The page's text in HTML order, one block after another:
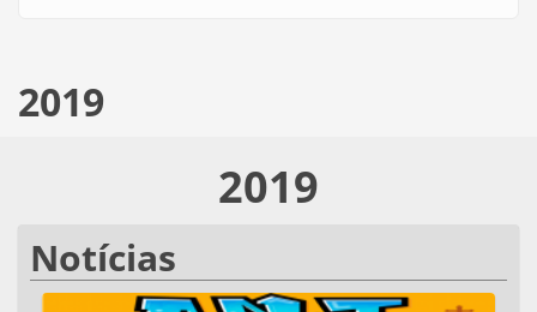
2019
2019
Notícias